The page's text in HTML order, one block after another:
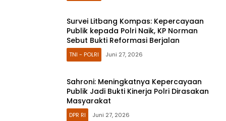
Survei Litbang Kompas: Kepercayaan
Publik kepada Polri Naik, KP Norman
Sebut Bukti Reformasi Berjalan
TNI - POLRI Juni 27, 2026
Sahroni: Meningkatnya Kepercayaan
Publik Jadi Bukti Kinerja Polri Dirasakan
Masyarakat
DPR RI Juni 27, 2026